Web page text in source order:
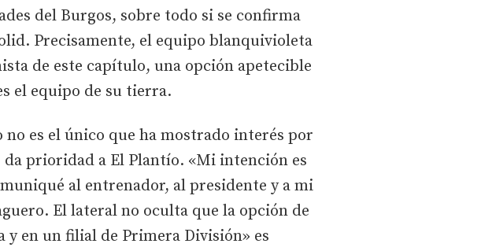
del Burgos, sobre todo si se confirma
Precisamente, el equipo blanquivioleta
de este capítulo, una opción apetecible
el equipo de su tierra.
es el único que ha mostrado interés por
da prioridad a El Plantío. «Mi intención es
al entrenador, al presidente y a mi
El lateral no oculta que la opción de
y en un filial de Primera División» es